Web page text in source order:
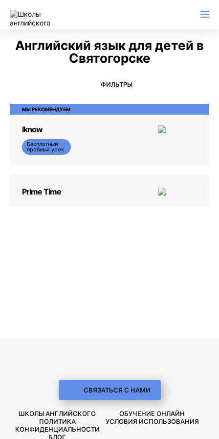
Английский язык для детей в
Святогорске
ФИЛЬТРЫ
МЫ РЕКОМЕНДУЕМ
Iknow
Бесплатный
пробный урок
Prime Time
СВЯЗАТЬСЯ С НАМИ
ШКОЛЫ АНГЛИЙСКОГО
ОБУЧЕНИЕ ОНЛАЙН
ПОЛИТИКА
КОНФИДЕНЦИАЛЬНОСТИ
УСЛОВИЯ ИСПОЛЬЗОВАНИЯ
БЛОГ